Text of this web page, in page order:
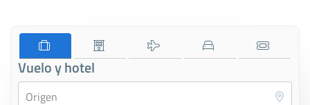
Vuelo y hotel